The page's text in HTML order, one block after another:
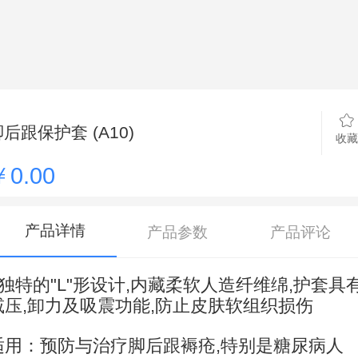
后跟保护套 (A10) 收藏
0.00
产品详情 产品参数 产品评论
特的"L"形设计,内藏柔软人造纤维绵,护套具
压,卸力及吸震功能,防止皮肤软组织损伤
用：预防与治疗脚后跟褥疮,特别是糖尿病人